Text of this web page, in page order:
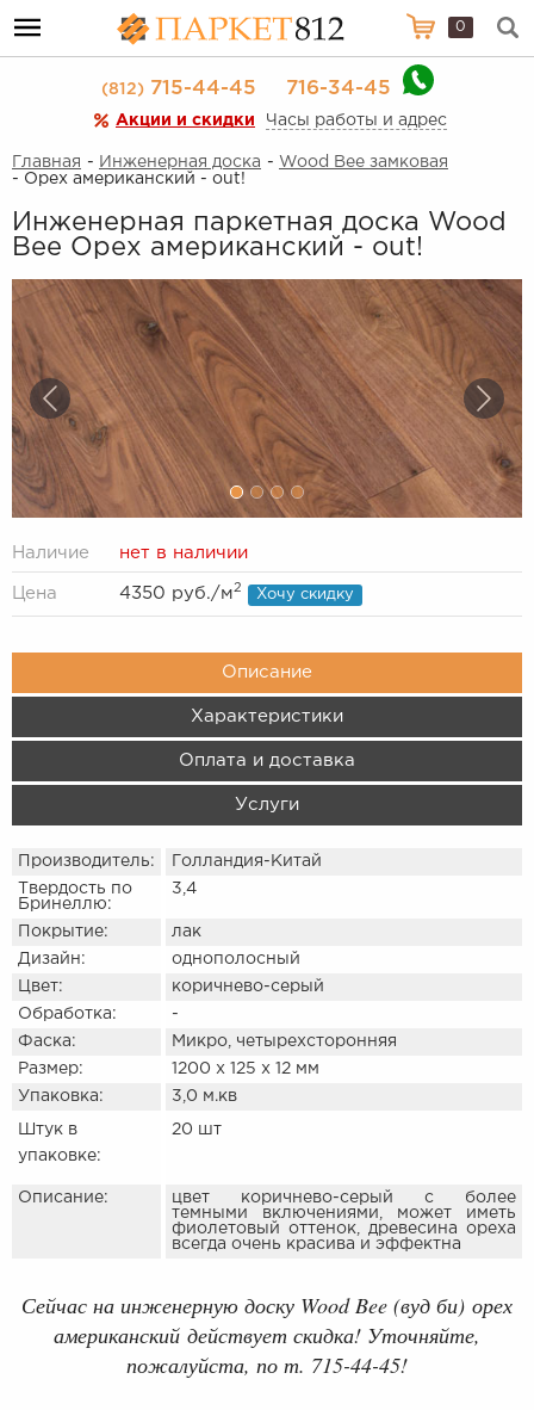
0
(812)715-44-45 716-34-45
Акции и скидки Часы работы и адрес
Главная - Инженерная доска - Wood Bee замковая
- Орех американский - out!
Инженерная паркетная доска Wood
Bee Орех американский - out!
Наличие нет в наличии
Цена 4350 руб./м2 Хочу скидку
Описание
Характеристики
Оплата и доставка
Услуги
Производитель:
Голландия-Китай
Твердость по
Бринеллю:
3,4
Покрытие:
лак
Дизайн:
однополосный
Цвет:
коричнево-серый
Обработка:
-
Фаска:
Микро, четырехсторонняя
Размер:
1200 х 125 х 12 мм
Упаковка:
3,0 м.кв
Штук в
упаковке:
20 шт
Описание:
цвет коричнево-серый с более
темными включениями, может иметь
фиолетовый оттенок, древесина ореха
всегда очень красива и эффектна
Сейчас на инженерную доску Wood Bee (вуд би) орех
американский действует скидка! Уточняйте,
пожалуйста, по т. 715-44-45!